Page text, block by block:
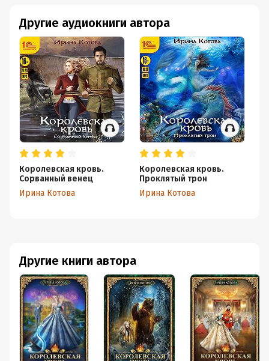
Другие книги автора
Другие аудиокниги автора
Королевская кровь.
Сорванный венец
Ирина Котова
Королевская кровь.
Проклятый трон
Ирина Котова